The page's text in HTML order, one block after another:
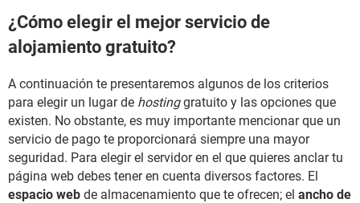
¿Cómo elegir el mejor servicio de
alojamiento gratuito?
A continuación te presentaremos algunos de los criterios
para elegir un lugar de hostinggratuito y las opciones que
existen. No obstante, es muy importante mencionar que un
servicio de pago te proporcionará siempre una mayor
seguridad. Para elegir el servidor en el que quieres anclar tu
página web debes tener en cuenta diversos factores. El
espacio web de almacenamiento que te ofrecen; el ancho de